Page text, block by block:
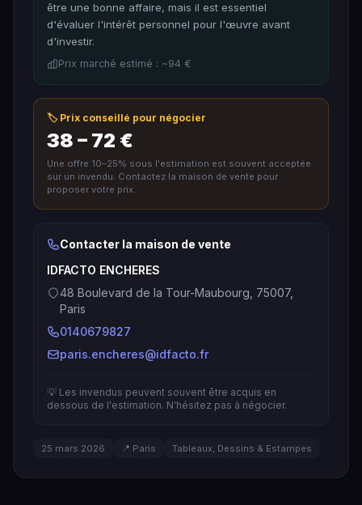
être une bonne affaire, mais il est essentiel
d'évaluer l'intérêt personnel pour l'œuvre avant
d'investir.
Prix marché estimé : ~94 €
🏷️ Prix conseillé pour négocier
38 – 72 €
Une offre 10–25% sous l'estimation est souvent acceptée
sur un invendu. Contactez la maison de vente pour
proposer votre prix.
Contacter la maison de vente
IDFACTO ENCHERES
48 Boulevard de la Tour-Maubourg, 75007,
Paris
0140679827
paris.encheres@idfacto.fr
💡 Les invendus peuvent souvent être acquis en
dessous de l'estimation. N'hésitez pas à négocier.
25 mars 2026 📍 Paris Tableaux, Dessins & Estampes